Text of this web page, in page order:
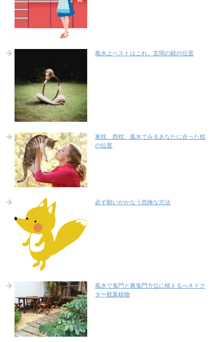
風水上ベストはこれ。玄関の鏡の位置
東枕、西枕、風水でみるあなたに合った枕
の位置
必ず願いがかなう危険な方法
風水で鬼門と裏鬼門方位に植えるべきドク
ター観葉植物